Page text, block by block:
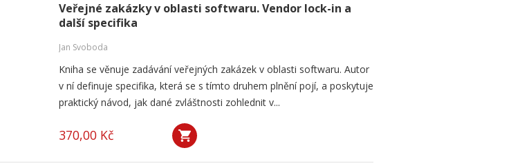
Veřejné zakázky v oblasti softwaru. Vendor lock-in a
další specifika
Jan Svoboda
Kniha se věnuje zadávání veřejných zakázek v oblasti softwaru. Autor
v ní definuje specifika, která se s tímto druhem plnění pojí, a poskytuje
praktický návod, jak dané zvláštnosti zohlednit v...
370,00 Kč